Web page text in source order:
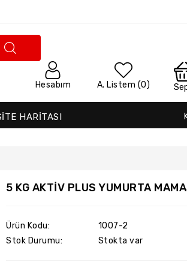
Hesabım A. Listem (0)
HARITASI
5 KG AKTİV PLUS YUMURTA
Ürün Kodu:
1007-2
Stok Durumu:
Stokta var